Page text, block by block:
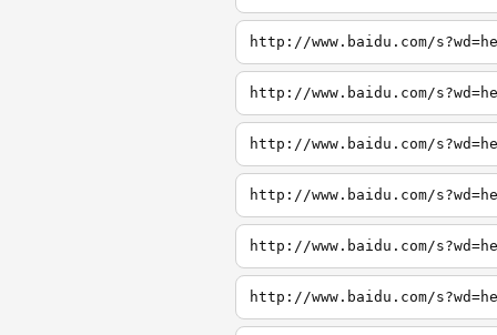
http://www.baidu.com/
http://www.baidu.com/
http://www.baidu.com/
http://www.baidu.com/
http://www.baidu.com/
http://www.baidu.com/